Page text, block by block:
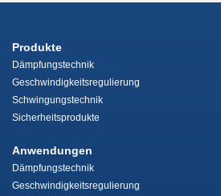
Produkte
Dämpfungstechnik
Geschwindigkeitsregulierung
Schwingungstechnik
Sicherheitsprodukte
Anwendungen
Dämpfungstechnik
Geschwindigkeitsregulierung